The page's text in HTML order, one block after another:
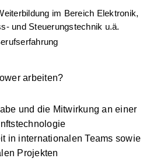
im Bereich Elektronik,
und Steuerungstechnik u.ä.
arbeiten?
und die Mitwirkung an einer
in internationalen Teams sowie
Projekten